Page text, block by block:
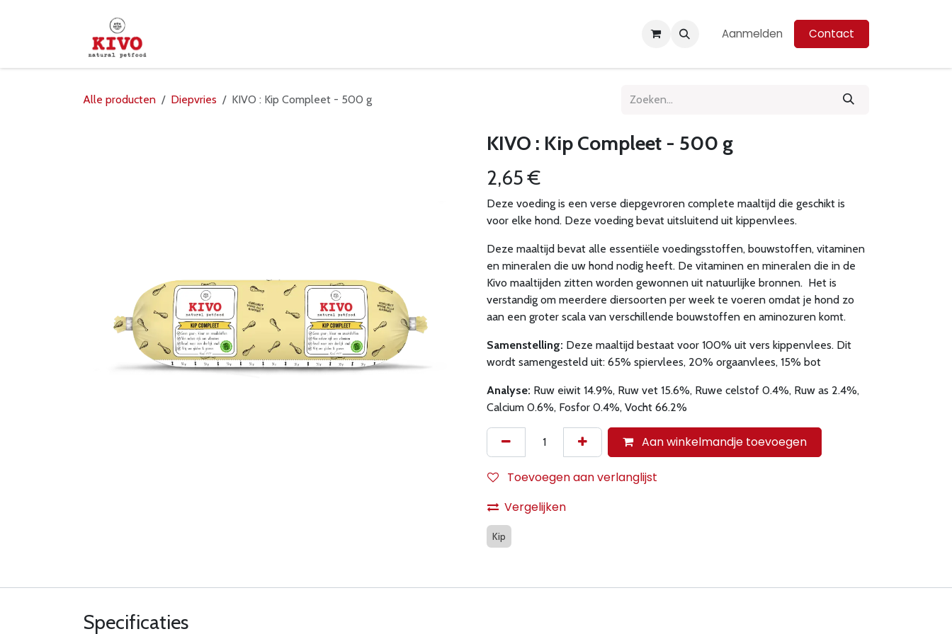
Aanmelden Contact
Alle producten Diepvries KIVO : Kip Compleet - 500 g
KIVO : Kip Compleet - 500 g
2,65€
Deze voeding is een verse diepgevroren complete maaltijd die geschikt is
voor elke hond. Deze voeding bevat uitsluitend uit kippenvlees.
Deze maaltijd bevat alle essentiële voedingsstoffen, bouwstoffen, vitaminen
en mineralen die uw hond nodig heeft. De vitaminen en mineralen die in de
Kivo maaltijden zitten worden gewonnen uit natuurlijke bronnen. Het is
verstandig om meerdere diersoorten per week te voeren omdat je hond zo
aan een groter scala van verschillende bouwstoffen en aminozuren komt.
Samenstelling: Deze maaltijd bestaat voor 100% uit vers kippenvlees. Dit
wordt samengesteld uit: 65% spiervlees, 20% orgaanvlees, 15% bot
Analyse: Ruw eiwit 14.9%, Ruw vet 15.6%, Ruwe celstof 0.4%, Ruw as 2.4%,
Calcium 0.6%, Fosfor 0.4%, Vocht 66.2%
Aan winkelmandje toevoegen
Toevoegen aan verlanglijst
Vergelijken
Kip
Specificaties